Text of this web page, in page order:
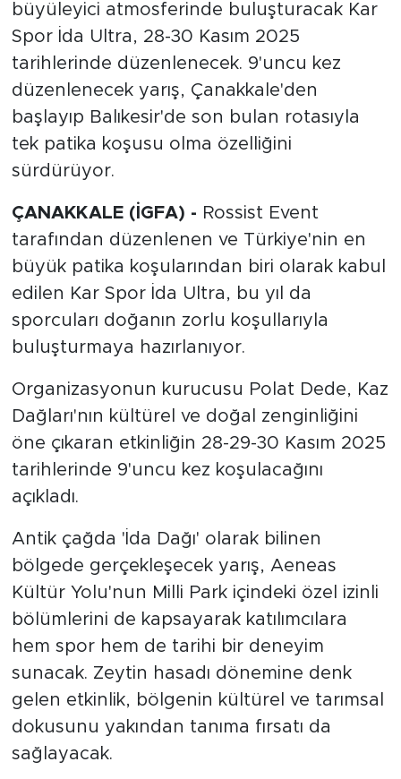
büyüleyici atmosferinde buluşturacak Kar
Spor İda Ultra, 28-30 Kasım 2025
tarihlerinde düzenlenecek. 9'uncu kez
düzenlenecek yarış, Çanakkale'den
başlayıp Balıkesir'de son bulan rotasıyla
tek patika koşusu olma özelliğini
sürdürüyor.
ÇANAKKALE (İGFA) - Rossist Event
tarafından düzenlenen ve Türkiye'nin en
büyük patika koşularından biri olarak kabul
edilen Kar Spor İda Ultra, bu yıl da
sporcuları doğanın zorlu koşullarıyla
buluşturmaya hazırlanıyor.
Organizasyonun kurucusu Polat Dede, Kaz
Dağları'nın kültürel ve doğal zenginliğini
öne çıkaran etkinliğin 28-29-30 Kasım 2025
tarihlerinde 9'uncu kez koşulacağını
açıkladı.
Antik çağda 'İda Dağı' olarak bilinen
bölgede gerçekleşecek yarış, Aeneas
Kültür Yolu'nun Milli Park içindeki özel izinli
bölümlerini de kapsayarak katılımcılara
hem spor hem de tarihi bir deneyim
sunacak. Zeytin hasadı dönemine denk
gelen etkinlik, bölgenin kültürel ve tarımsal
dokusunu yakından tanıma fırsatı da
sağlayacak.